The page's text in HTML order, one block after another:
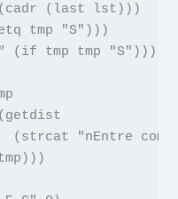
cadr ( last lst )))
tmp "S" )))
( if tmp tmp "S" )))
( getdist
( strcat
"nEntre
)))